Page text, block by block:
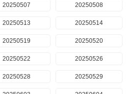
20250507 20250508
20250513 20250514
20250519 20250520
20250522 20250526
20250528 20250529